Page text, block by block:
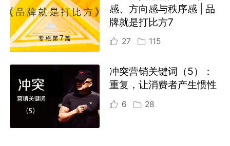
感、方向感与秩序感 | 品
牌就是打比方7
27 115
冲突营销关键词（5）：
重复，让消费者产生惯性
6 28